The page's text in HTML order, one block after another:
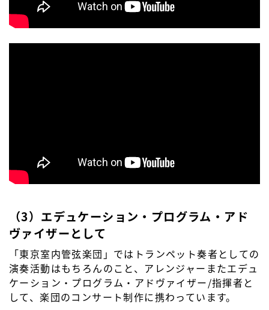
（3）エデュケーション・プログラム・アド
ヴァイザーとして
「東京室内管弦楽団」ではトランペット奏者としての
演奏活動はもちろんのこと、アレンジャーまたエデュ
ケーション・プログラム・アドヴァイザー/指揮者と
して、楽団のコンサート制作に携わっています。